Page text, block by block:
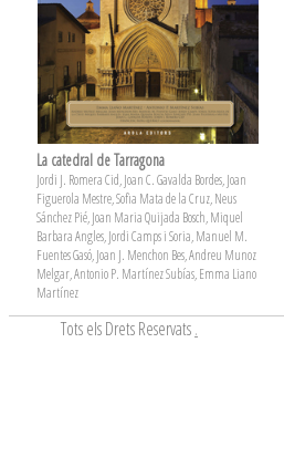
La catedral de Tarragona
Jordi J. Romera Cid, Joan C. Gavalda Bordes, Joan
Figuerola Mestre, Sofia Mata de la Cruz, Neus
Sánchez Pié, Joan Maria Quijada Bosch, Miquel
Barbara Angles, Jordi Camps i Soria, Manuel M.
Fuentes Gasó, Joan J. Menchon Bes, Andreu Munoz
Melgar, Antonio P. Martínez Subías, Emma Liano
Martínez
Tots els Drets Reservats.